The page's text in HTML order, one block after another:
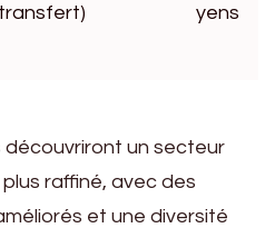
transfert)
yens
découvriront un secteur
raffiné, avec des
et une diversité